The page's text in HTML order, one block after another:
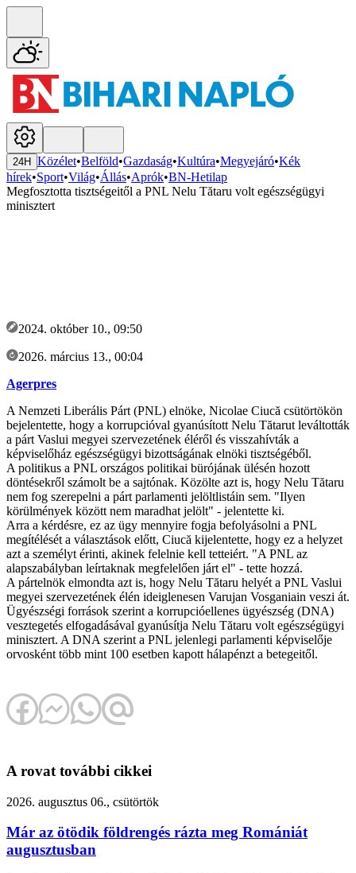
24H Közélet•Belföld•Gazdaság•Kultúra•Megyejáró•Kék
hírek•Sport•Világ•Állás•Aprók•BN-Hetilap
Megfosztotta tisztségeitől a PNL Nelu Tătaru volt egészségügyi
minisztert
2024. október 10., 09:50
2026. március 13., 00:04
Agerpres
A Nemzeti Liberális Párt (PNL) elnöke, Nicolae Ciucă csütörtökön
bejelentette, hogy a korrupcióval gyanúsított Nelu Tătarut leváltották
a párt Vaslui megyei szervezetének éléről és visszahívták a
képviselőház egészségügyi bizottságának elnöki tisztségéből.
A politikus a PNL országos politikai bürójának ülésén hozott
döntésekről számolt be a sajtónak. Közölte azt is, hogy Nelu Tătaru
nem fog szerepelni a párt parlamenti jelöltlistáin sem. "Ilyen
körülmények között nem maradhat jelölt" - jelentette ki.
Arra a kérdésre, ez az ügy mennyire fogja befolyásolni a PNL
megítélését a választások előtt, Ciucă kijelentette, hogy ez a helyzet
azt a személyt érinti, akinek felelnie kell tetteiért. "A PNL az
alapszabályban leírtaknak megfelelően járt el" - tette hozzá.
A pártelnök elmondta azt is, hogy Nelu Tătaru helyét a PNL Vaslui
megyei szervezetének élén ideiglenesen Varujan Vosganiain veszi át.
Ügyészségi források szerint a korrupcióellenes ügyészség (DNA)
vesztegetés elfogadásával gyanúsítja Nelu Tătaru volt egészségügyi
minisztert. A DNA szerint a PNL jelenlegi parlamenti képviselője
orvosként több mint 100 esetben kapott hálapénzt a betegeitől.
A rovat további cikkei
2026. augusztus 06., csütörtök
Már az ötödik földrengés rázta meg Romániát
augusztusban